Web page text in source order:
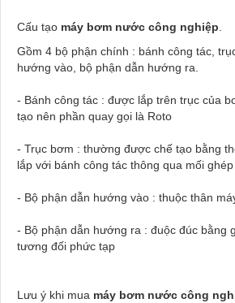
Cấu tạo máy bơm nước công nghiệp
Gồm 4 bộ phận chính : bánh công tác,
hướng vào, bộ phận dẫn hướng ra.
- Bánh công tác : được lắp trên trục của
tạo nên phần quay gọi là Roto
- Trục bơm : thường được chế tạo bằng
lắp với bánh công tác thông qua mối ghép
- Bộ phận dẫn hướng vào : thuộc thân
- Bộ phận dẫn hướng ra : đuộc đúc bằng
tương đối phức tạp
Lưu ý khi mua máy bơm nước công